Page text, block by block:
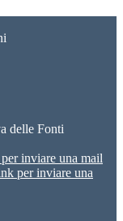
delle Fonti
inviare una mail
per inviare una